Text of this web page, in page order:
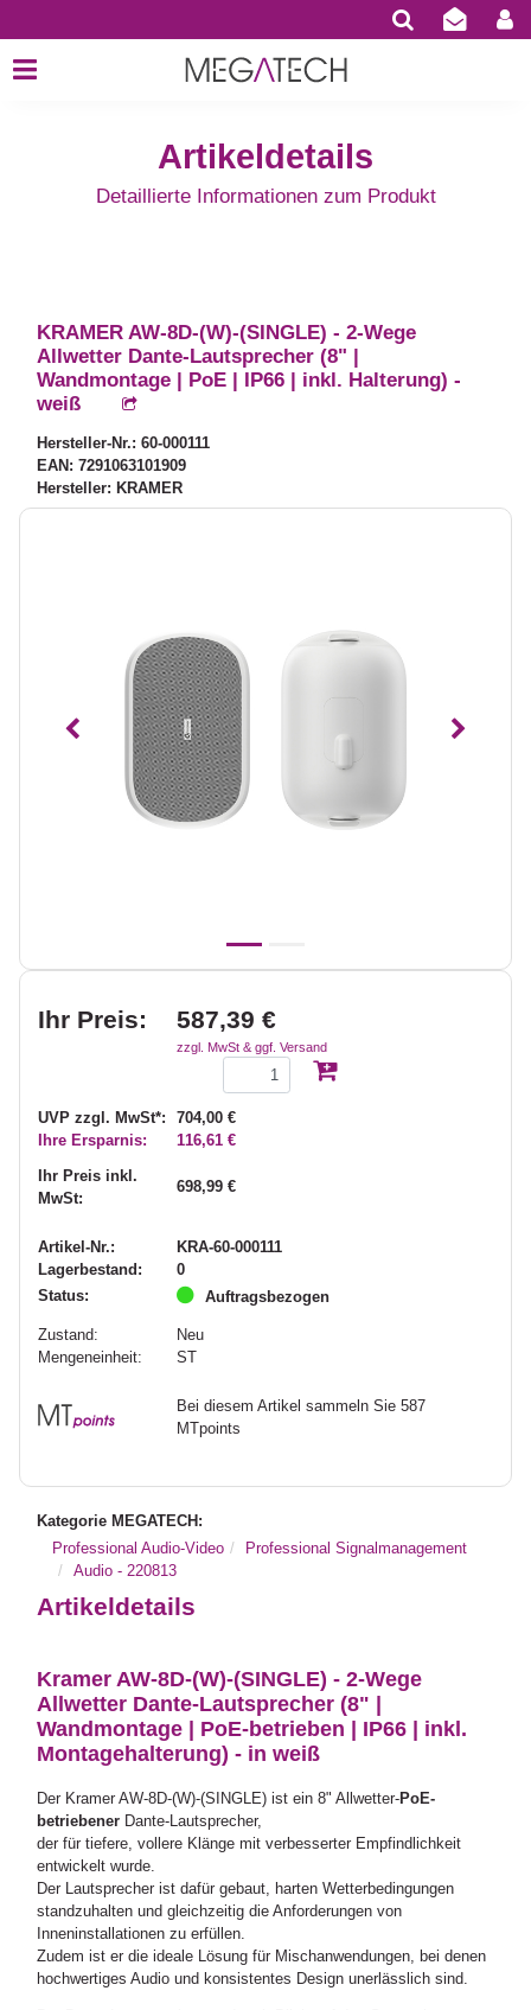
Artikeldetails
Detaillierte Informationen zum Produkt
KRAMER AW-8D-(W)-(SINGLE) - 2-Wege
Allwetter Dante-Lautsprecher (8" |
Wandmontage | PoE | IP66 | inkl. Halterung) -
weiß
Hersteller-Nr.: 60-000111
EAN: 7291063101909
Hersteller: KRAMER
Vorheriges
Ihr Preis: 587,39 €
zzgl. MwSt & ggf. Versand
UVP zzgl. MwSt*:
704,00 €
Ihre Ersparnis:
116,61 €
Ihr Preis inkl.
MwSt:
698,99 €
Artikel-Nr.:
KRA-60-000111
Lagerbestand:
0
Status:
Auftragsbezogen
Zustand:
Neu
Mengeneinheit:
ST
Bei diesem Artikel sammeln Sie 587
MTpoints
Kategorie MEGATECH:
Professional Audio-Video
Professional Signalmanagement
Audio - 220813
Artikeldetails
Kramer AW-8D-(W)-(SINGLE) - 2-Wege
Allwetter Dante-Lautsprecher (8" |
Wandmontage | PoE-betrieben | IP66 | inkl.
Montagehalterung) - in weiß
Der Kramer AW-8D-(W)-(SINGLE) ist ein 8" Allwetter-PoE-
betriebener Dante-Lautsprecher,
der für tiefere, vollere Klänge mit verbesserter Empfindlichkeit
entwickelt wurde.
Der Lautsprecher ist dafür gebaut, harten Wetterbedingungen
standzuhalten und gleichzeitig die Anforderungen von
Inneninstallationen zu erfüllen.
Zudem ist er die ideale Lösung für Mischanwendungen, bei denen
hochwertiges Audio und konsistentes Design unerlässlich sind.